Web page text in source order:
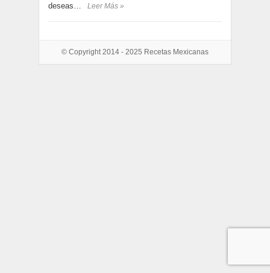
deseas…
Leer Más »
© Copyright 2014 - 2025 Recetas Mexicanas